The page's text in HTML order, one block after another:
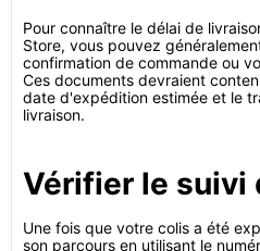
Pour connaître le délai de
Store, vous pouvez
confirmation de commande ou
Ces documents devraient
date d'expédition estimée et le
livraison.
Vérifier le suivi
Une fois que votre colis a été
son parcours en utilisant le